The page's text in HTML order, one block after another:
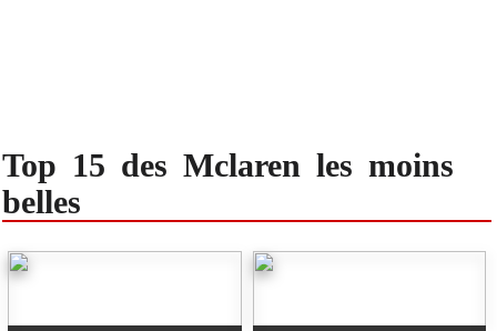
Top 15 des Mclaren les moins
belles